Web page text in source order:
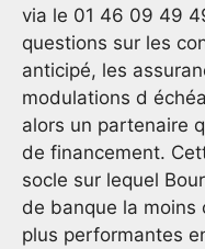
via le 01 46 09 49
questions sur les
anticipé, les
modulations d
alors un partenaire
de financement.
socle sur lequel
de banque la moins
plus performantes